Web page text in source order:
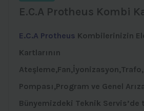
E.C.A Protheus Kombi
E.C.A Protheus Kombilerinizin
Kartlarının
Pompası,Program ve Genel
Bünyemizdeki Teknik Servis’de